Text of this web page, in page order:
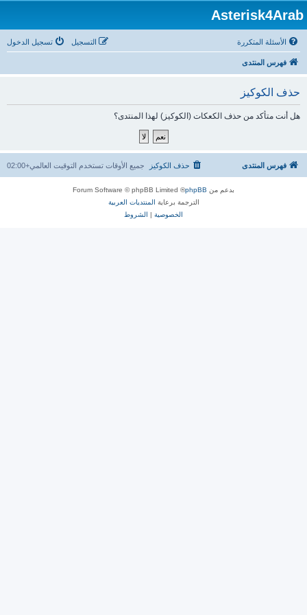
Asterisk4Arab
الأسئلة المتكررة تسجيل الدخول التسجيل
فهرس المنتدى
حذف الكوكيز
هل أنت متأكد من حذف الكعكات (الكوكيز) لهذا المنتدى؟
فهرس المنتدى جميع الأوقات تستخدم التوقيت العالمي+02:00 حذف الكوكيز
بدعم من phpBB
® Forum Software © phpBB Limited
الترجمة برعاية المنتديات العربية
الخصوصية | الشروط